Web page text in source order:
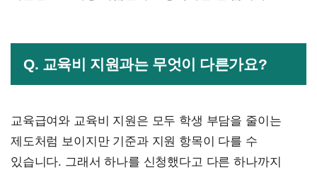
Q. 교육비 지원과는 무엇이 다른가요?
교육급여와 교육비 지원은 모두 학생 부담을 줄이는
제도처럼 보이지만 기준과 지원 항목이 다를 수
있습니다. 그래서 하나를 신청했다고 다른 하나까지